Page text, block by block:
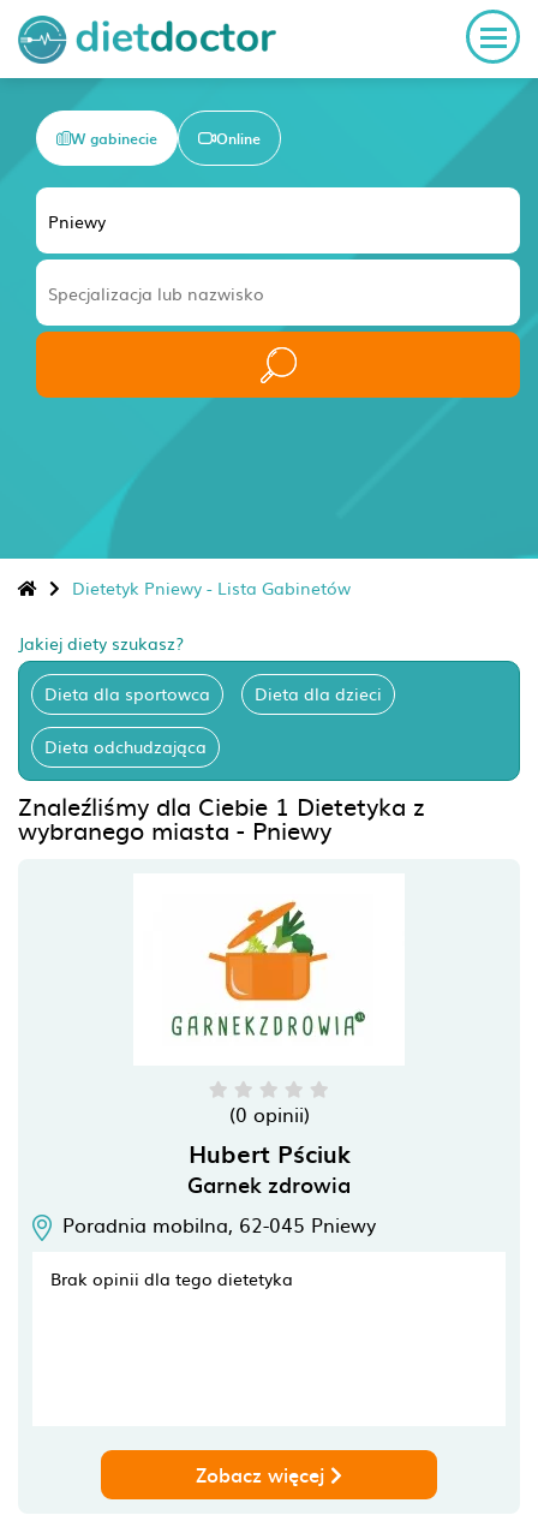
W gabinecie Online
Dietetyk Pniewy - Lista Gabinetów
Jakiej diety szukasz?
Dieta dla sportowca Dieta dla dzieci
Dieta odchudzająca
Znaleźliśmy dla Ciebie 1 Dietetyka z
wybranego miasta - Pniewy
(0 opinii)
Hubert Pściuk
Garnek zdrowia
Poradnia mobilna, 62-045 Pniewy
Brak opinii dla tego dietetyka
Zobacz więcej